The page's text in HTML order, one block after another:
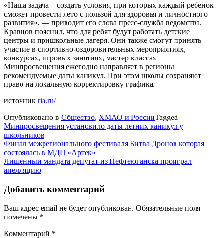
«Наша задача – создать условия, при которых каждый ребенок
сможет провести лето с пользой для здоровья и личностного
развития», — приводит его слова пресс-служба ведомства.
Кравцов пояснил, что для ребят будут работать детские
центры и пришкольные лагеря. Они также смогут принять
участие в спортивно-оздоровительных мероприятиях,
конкурсах, игровых занятиях, мастер-классах
Минпросвещения ежегодно направляет в регионы
рекомендуемые даты каникул. При этом школы сохраняют
право на локальную корректировку графика.
источник ria.ru/
Опубликовано в Общество, ХМАО и РоссииTagged
Минпросвещения установило даты летних каникул у
школьников
Навигация
по
записям
Финал межрегионального фестиваля Битва Дронов которая
состоялась в МДЦ «Артек»
Лишенный мандата депутат из Нефтеюганска проиграл
апелляцию
Добавить комментарий
Ваш адрес email не будет опубликован. Обязательные поля
помечены *
Комментарий *